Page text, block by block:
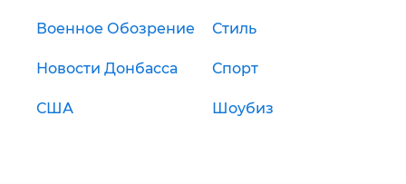
Военное Обозрение Стиль
Новости Донбасса Спорт
США Шоубиз